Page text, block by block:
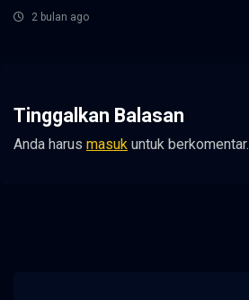
2 bulan ago
Tinggalkan Balasan
Anda harus masuk untuk berkomentar.